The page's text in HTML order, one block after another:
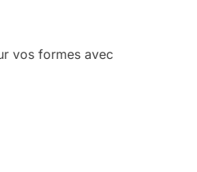
vos formes avec